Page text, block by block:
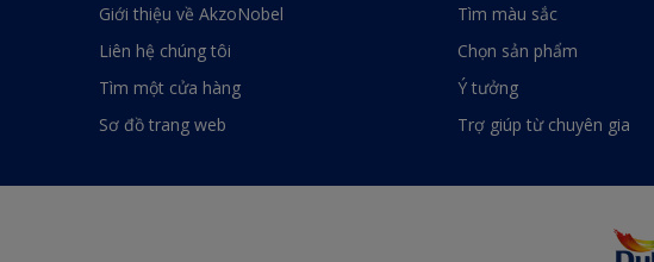
Giới thiệu về AkzoNobel
Liên hệ chúng tôi
Tìm một cửa hàng
Sơ đồ trang web
Tìm màu sắc
Chọn sản phẩm
Ý tưởng
Trợ giúp từ chuyên gia